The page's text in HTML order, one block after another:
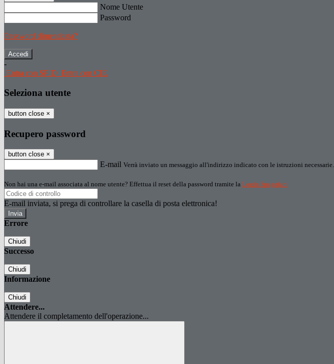
Nome Utente
Password
Password dimenticata?
-
Entra con SPID Entra con CIE
Seleziona utente
button close ×
Recupero password
button close ×
E-mail Verrà inviato un messaggio all'indirizzo indicato con le istruzioni necessarie.
Non hai una e-mail associata al nome utente? Effettua il reset della password tramite la Login Spaggiari
E-mail inviata, si prega di controllare la casella di posta elettronica!
Errore
Chiudi
Successo
Chiudi
Informazione
Chiudi
Attendere...
Attendere il completamento dell'operazione...